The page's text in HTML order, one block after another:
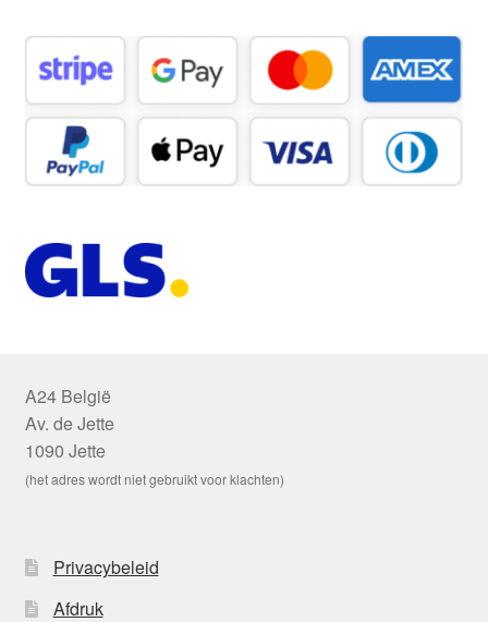
A24 België
Av. de Jette
1090 Jette
(het adres wordt niet gebruikt voor klachten)
Privacybeleid
Afdruk